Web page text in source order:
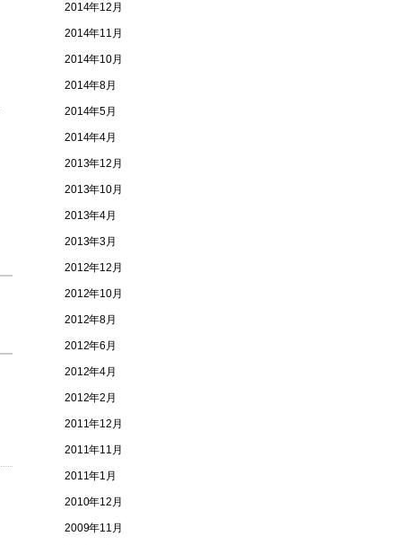
2014年12月
2014年11月
2014年10月
2014年8月
2014年5月
2014年4月
2013年12月
2013年10月
2013年4月
2013年3月
2012年12月
2012年10月
2012年8月
2012年6月
2012年4月
2012年2月
2011年12月
2011年11月
2011年1月
2010年12月
2009年11月